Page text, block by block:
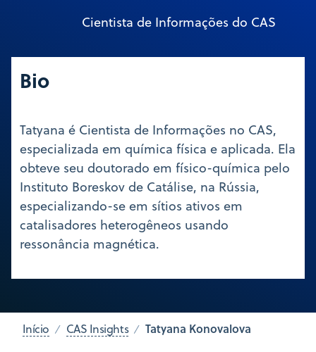
Cientista de Informações do CAS
Bio
Tatyana é Cientista de Informações no CAS,
especializada em química física e aplicada. Ela
obteve seu doutorado em físico-química pelo
Instituto Boreskov de Catálise, na Rússia,
especializando-se em sítios ativos em
catalisadores heterogêneos usando
ressonância magnética.
Início CAS Insights Tatyana Konovalova